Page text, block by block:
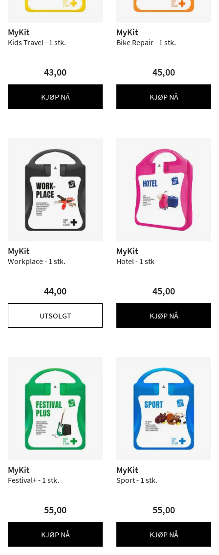
MyKit
Kids Travel - 1 stk.
43,00
KJØP NÅ
MyKit
Bike Repair - 1 stk.
45,00
KJØP NÅ
MyKit
Workplace - 1 stk.
44,00
UTSOLGT
MyKit
Hotel - 1 stk
45,00
KJØP NÅ
MyKit
Festival+ - 1 stk.
55,00
KJØP NÅ
MyKit
Sport - 1 stk.
55,00
KJØP NÅ